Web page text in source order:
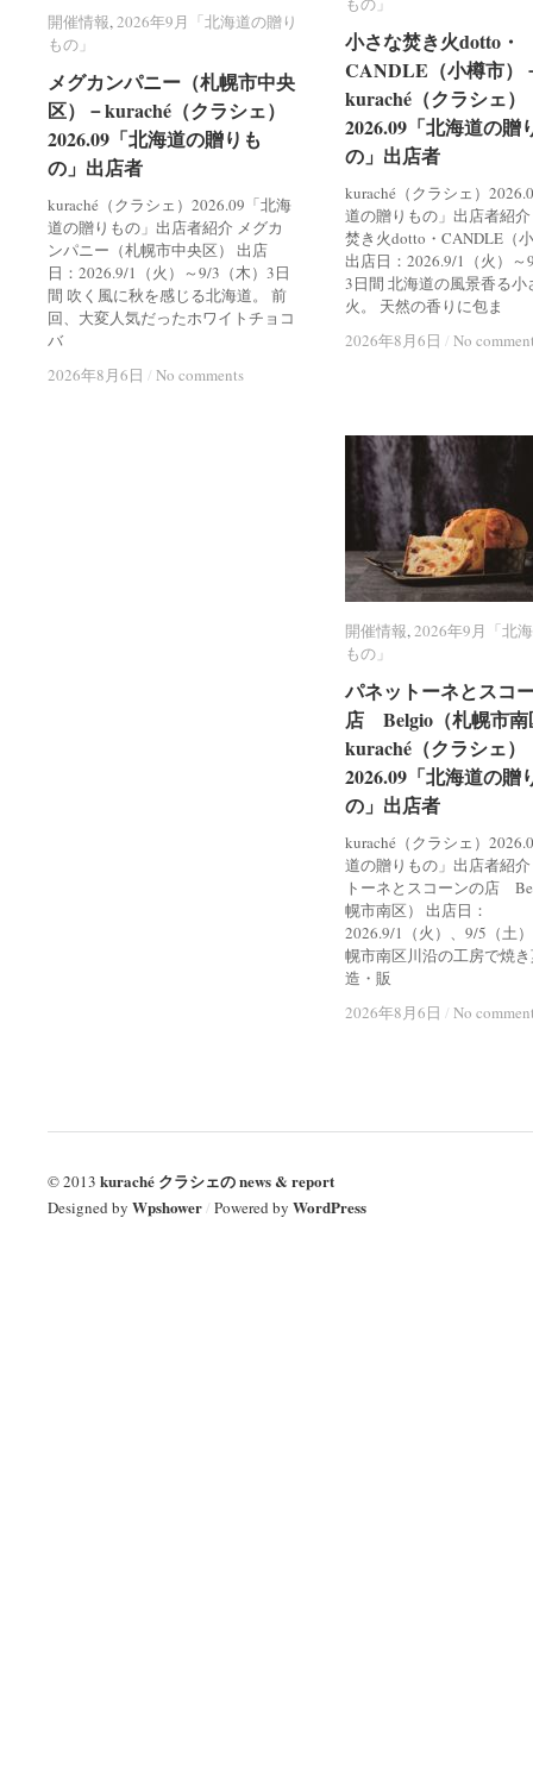
小さな焚き火dotto・
CANDLE（小樽市）
kuraché（クラシェ）
2026.09「北海道の贈
の」出店者
kuraché（クラシェ）
道の贈りもの」出店者紹
焚き火dotto・CANDLE（
出店日：2026.9/1（火）～
3日間 北海道の風景香る小
火。 天然の香りに包ま
2026年8月6日 / No
小さな焚き火dotto・
CANDLE（小樽市）
kuraché（クラシェ）
2026.09「北海道の贈
の」出店者
2026年8月6日 / No
開催情報,2026年9月「北海道の贈り
もの」
メグカンパニー（札幌市中央
区）－kuraché（クラシェ）
2026.09「北海道の贈りも
の」出店者
kuraché（クラシェ）2026.09「北海
道の贈りもの」出店者紹介 メグカ
ンパニー（札幌市中央区） 出店
日：2026.9/1（火）～9/3（木）3日
間 吹く風に秋を感じる北海道。 前
回、大変人気だったホワイトチョコ
バ
2026年8月6日 / No comments
開催情報 2026年9月「北海道の贈り
もの」
メグカンパニー（札幌市中央
区）－kuraché（クラシェ）
2026.09「北海道の贈りも
の」出店者
2026年8月6日 / No comments
開催情報,2026年9月「北
もの」
パネットーネとスコ
店 Belgio（札幌市南
kuraché（クラシェ）
2026.09「北海道の贈
の」出店者
kuraché（クラシェ）
道の贈りもの」出店者紹
トーネとスコーンの店
幌市南区） 出店日：
2026.9/1（火）、9/5（土
幌市南区川沿の工房で焼
造・販
2026年8月6日 / No
開催情報 2026年9月「北
もの」
パネットーネとスコ
店 Belgio（札幌市南
kuraché（クラシェ）
2026.09「北海道の贈
の」出店者
2026年8月6日 / No
© 2013 kuraché クラシェの news & report
Designed by Wpshower/ Powered by WordPress